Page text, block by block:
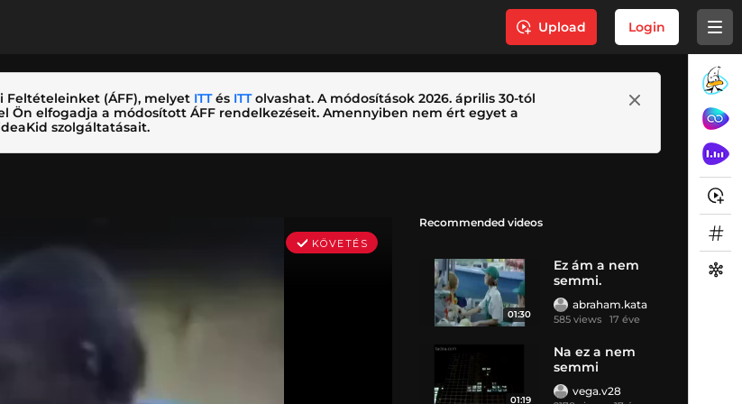
Upload Login
Feltételeinket (ÁFF), melyet ITTés ITTolvashat. A módosítások 2026. április 30-tól
Ön elfogadja a módosított ÁFF rendelkezéseit. Amennyiben nem ért egyet a
szolgáltatásait.
Recommended videos
01:30
Ez ám a nem
semmi.
abraham.kata
585 views 17 éve
01:19
Na ez a nem
semmi
összhang
vega.v28